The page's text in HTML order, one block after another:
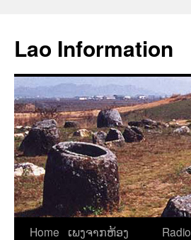
contenu
Lao Information
Home
ເພງຈາກຫ້ອງ
Radio